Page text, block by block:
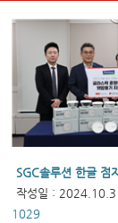
작성일 :
1029